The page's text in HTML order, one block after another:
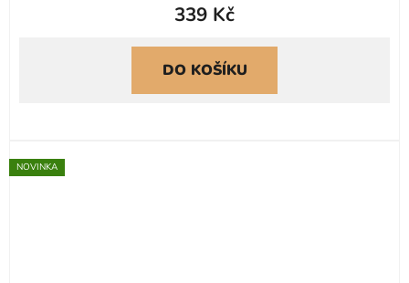
339 Kč
DO KOŠÍKU
NOVINKA